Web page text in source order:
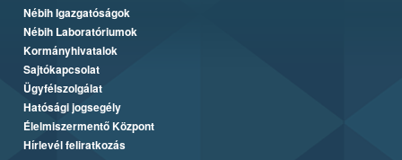
Nébih Igazgatóságok
Nébih Laboratóriumok
Kormányhivatalok
Sajtókapcsolat
Ügyfélszolgálat
Hatósági jogsegély
Élelmiszermentő Központ
Hírlevél feliratkozás